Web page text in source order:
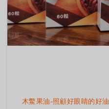
木鱉果油-照顧好眼睛的好油